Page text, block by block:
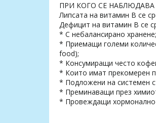
ПРИ КОГО СЕ
Липсата на витамин B се
Дефицит на витамин B се
* С небалансирано хранене;
* Приемащи големи
food);
* Консумиращи често
* Които имат прекомерен
* Подложени на системен
* Преминаващи през
* Провеждащи